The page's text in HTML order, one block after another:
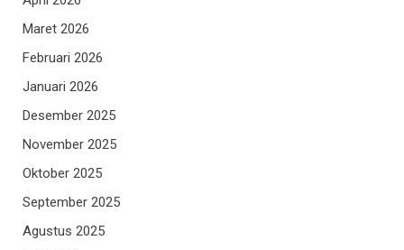
Maret 2026
Februari 2026
Januari 2026
Desember 2025
November 2025
Oktober 2025
September 2025
Agustus 2025